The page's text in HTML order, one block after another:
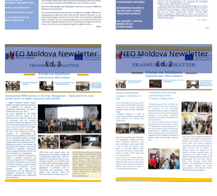
NEO Moldova Newsletter
Ed. 3
NEO Moldova Newsletter
Ed. 2